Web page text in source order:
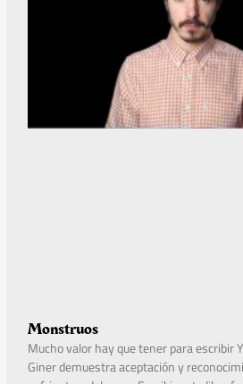
Monstruos
Mucho valor hay que tener para escribir
Giner demuestra aceptación y